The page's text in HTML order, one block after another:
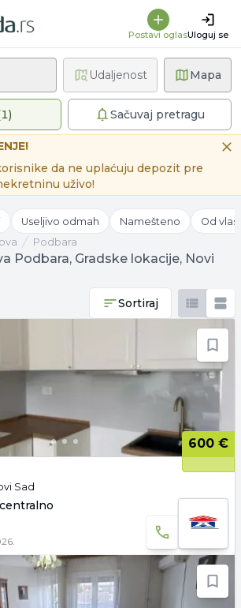
Postavi oglasUloguj se
Mapa
1)1 primenjen filterSačuvaj pretragu
Udaljenost
da ne uplaćuju depozit pre
uživo!
Useljivo odmah Namešteno Od
Podbara
Podbara, Gradske lokacije, Novi
Sortiraj
600 €
Sad